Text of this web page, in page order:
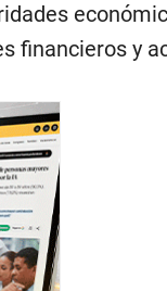
financieros y